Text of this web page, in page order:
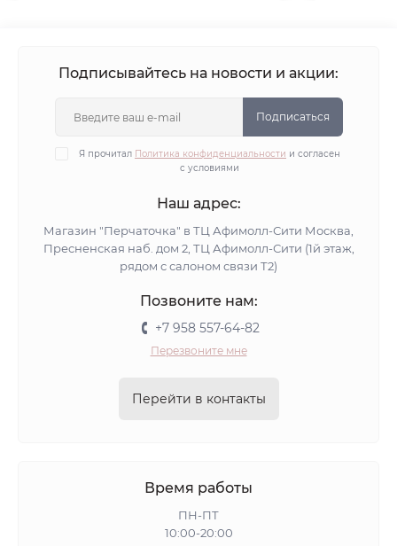
Подписывайтесь на новости и акции:
Подписаться
Я прочитал Политика конфиденциальности и согласен
с условиями
Наш адрес:
Магазин "Перчаточка" в ТЦ Афимолл-Сити Москва,
Пресненская наб. дом 2, ТЦ Афимолл-Сити (1й этаж,
рядом с салоном связи Т2)
Позвоните нам:
+7 958 557-64-82
Перезвоните мне
Перейти в контакты
Время работы
ПН-ПТ
10:00-20:00